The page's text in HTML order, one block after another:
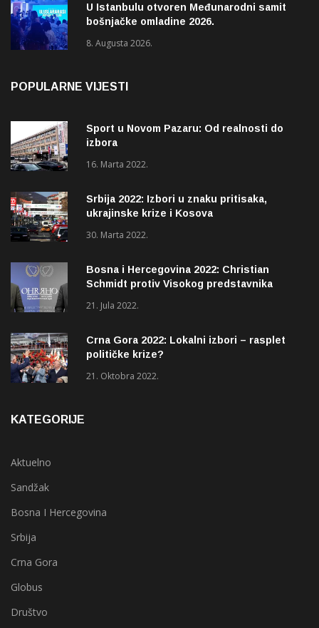
U Istanbulu otvoren Međunarodni samit
bošnjačke omladine 2026.
8. Augusta 2026.
POPULARNE VIJESTI
Sport u Novom Pazaru: Od realnosti do
izbora
16. Marta 2022.
Srbija 2022: Izbori u znaku pritisaka,
ukrajinske krize i Kosova
30. Marta 2022.
Bosna i Hercegovina 2022: Christian
Schmidt protiv Visokog predstavnika
21. Jula 2022.
Crna Gora 2022: Lokalni izbori – rasplet
političke krize?
21. Oktobra 2022.
KATEGORIJE
Aktuelno
Sandžak
Bosna I Hercegovina
Srbija
Crna Gora
Globus
Društvo